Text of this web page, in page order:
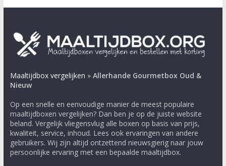
Maaltijdbox vergelijken » Allerhande Gourmetbox Oud &
Nieuw
Op een snelle en eenvoudige manier de meest populaire
maaltijdboxen vergelijken? Dan ben je op de juiste website
beland. Vergelijk vliegensvlug alle boxen op basis van prijs,
kwaliteit, service, inhoud. Lees ook ervaringen van andere
gebruikers. Wij zijn altijd ontzettend nieuwsgierig naar jouw
persoonlijke ervaring met een bepaalde maaltijdbox.